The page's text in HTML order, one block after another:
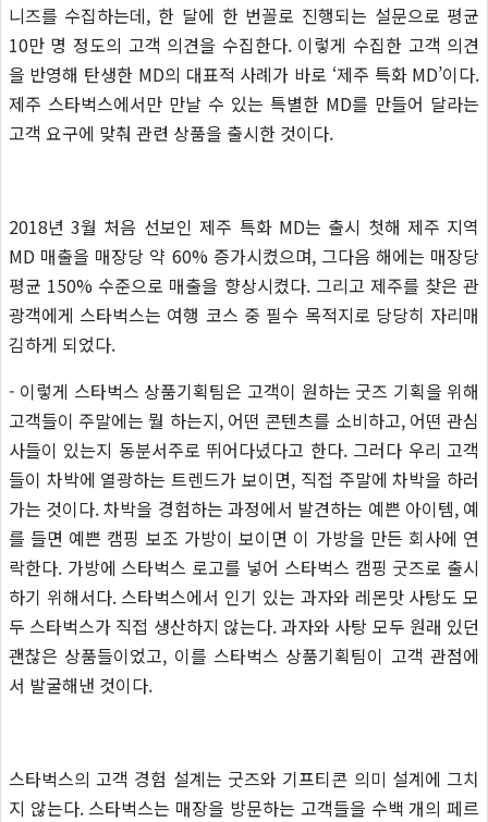
니즈를 수집하는데, 한 달에 한 번꼴로 진행되는 설문으로 평균
10만 명 정도의 고객 의견을 수집한다. 이렇게 수집한 고객 의견
을 반영해 탄생한 MD의 대표적 사례가 바로 ‘제주 특화 MD’이다.
제주 스타벅스에서만 만날 수 있는 특별한 MD를 만들어 달라는
고객 요구에 맞춰 관련 상품을 출시한 것이다.
2018년 3월 처음 선보인 제주 특화 MD는 출시 첫해 제주 지역
MD 매출을 매장당 약 60% 증가시켰으며, 그다음 해에는 매장당
평균 150% 수준으로 매출을 향상시켰다. 그리고 제주를 찾은 관
광객에게 스타벅스는 여행 코스 중 필수 목적지로 당당히 자리매
김하게 되었다.
- 이렇게 스타벅스 상품기획팀은 고객이 원하는 굿즈 기획을 위해
고객들이 주말에는 뭘 하는지, 어떤 콘텐츠를 소비하고, 어떤 관심
사들이 있는지 동분서주로 뛰어다녔다고 한다. 그러다 우리 고객
들이 차박에 열광하는 트렌드가 보이면, 직접 주말에 차박을 하러
가는 것이다. 차박을 경험하는 과정에서 발견하는 예쁜 아이템, 예
를 들면 예쁜 캠핑 보조 가방이 보이면 이 가방을 만든 회사에 연
락한다. 가방에 스타벅스 로고를 넣어 스타벅스 캠핑 굿즈로 출시
하기 위해서다. 스타벅스에서 인기 있는 과자와 레몬맛 사탕도 모
두 스타벅스가 직접 생산하지 않는다. 과자와 사탕 모두 원래 있던
괜찮은 상품들이었고, 이를 스타벅스 상품기획팀이 고객 관점에
서 발굴해낸 것이다.
스타벅스의 고객 경험 설계는 굿즈와 기프티콘 의미 설계에 그치
지 않는다. 스타벅스는 매장을 방문하는 고객들을 수백 개의 페르